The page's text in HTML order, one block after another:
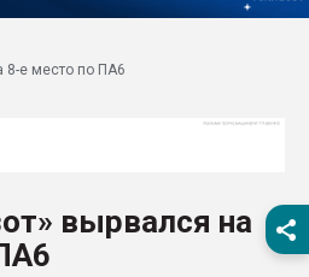
28.07.2026
Материал поверхности
вакуумного
8-е место по ПА6
вырвался на